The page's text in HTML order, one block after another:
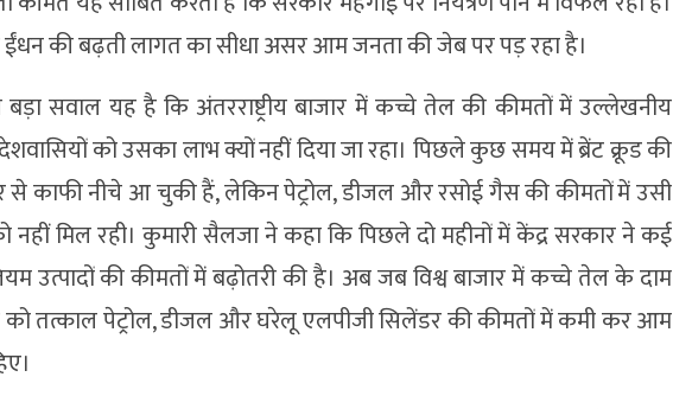
ईंधन की बढ़ती लागत का सीधा असर आम जनता की जेब पर पड़ रहा है।
सवाल यह है कि अंतरराष्ट्रीय बाजार में कच्चे तेल की कीमतों में उल्लेखनीय
को उसका लाभ क्यों नहीं दिया जा रहा। पिछले कुछ समय में ब्रेंट क्रूड की
काफी नीचे आ चुकी हैं, लेकिन पेट्रोल, डीजल और रसोई गैस की कीमतों में उसी
मिल रही। कुमारी सैलजा ने कहा कि पिछले दो महीनों में केंद्र सरकार ने कई
उत्पादों की कीमतों में बढ़ोतरी की है। अब जब विश्व बाजार में कच्चे तेल के दाम
तत्काल पेट्रोल, डीजल और घरेलू एलपीजी सिलेंडर की कीमतों में कमी कर आम